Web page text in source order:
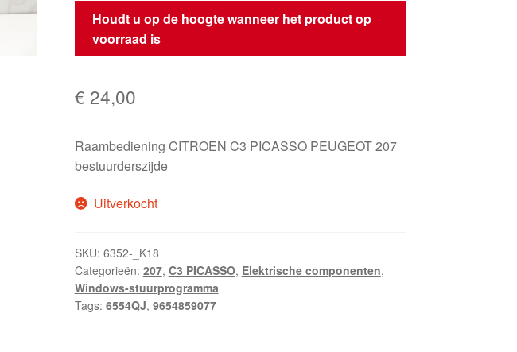
Houdt u op de hoogte wanneer het product op
voorraad is
€ 24,00
Raambediening CITROEN C3 PICASSO PEUGEOT 207
bestuurderszijde
Uitverkocht
SKU: 6352-_K18
Categorieën: 207, C3 PICASSO, Elektrische componenten,
Windows-stuurprogramma
Tags: 6554QJ, 9654859077